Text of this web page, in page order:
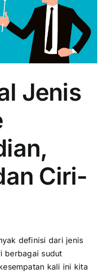
Jenis
Ciri-
definisi dari jenis
berbagai sudut
kali ini kita